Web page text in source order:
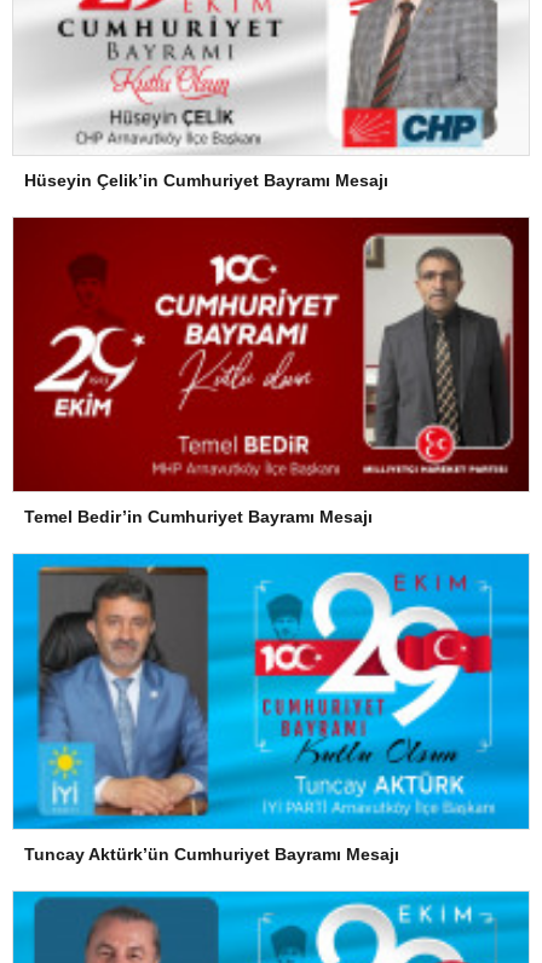
Hüseyin Çelik’in Cumhuriyet Bayramı Mesajı
Temel Bedir’in Cumhuriyet Bayramı Mesajı
Tuncay Aktürk’ün Cumhuriyet Bayramı Mesajı